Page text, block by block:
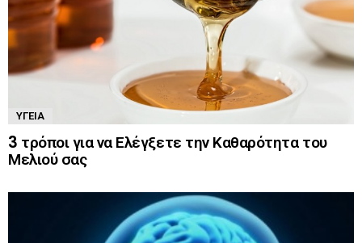
ΥΓΕΊΑ
3 τρόποι για να Ελέγξετε την Καθαρότητα του
Μελιού σας